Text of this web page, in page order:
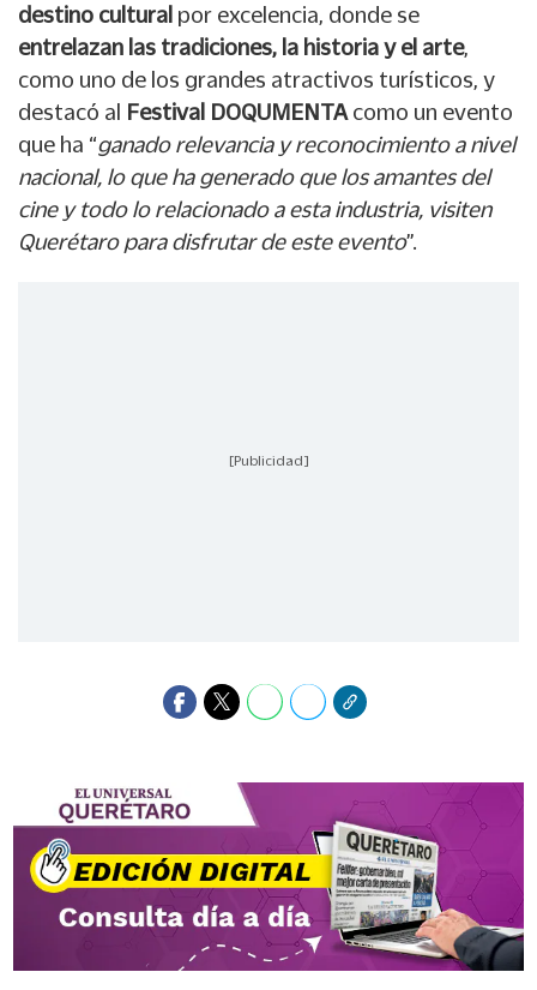
destino cultural por excelencia, donde se
entrelazan las tradiciones, la historia y el arte,
como uno de los grandes atractivos turísticos, y
destacó al Festival DOQUMENTA como un evento
que ha “ganado relevancia y reconocimiento a nivel
nacional, lo que ha generado que los amantes del
cine y todo lo relacionado a esta industria, visiten
Querétaro para disfrutar de este evento”.
[Publicidad]